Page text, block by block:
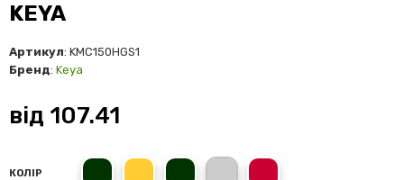
KEYA
Артикул: KMC150HGS1
Бренд: Keya
від 107.41
КОЛІР
XL 2XL L S M